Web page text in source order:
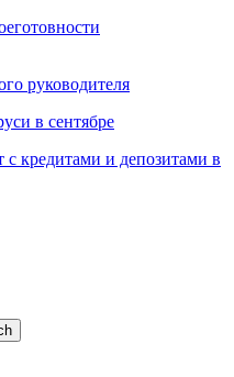
руководителя
в сентябре
с кредитами и депозитами в